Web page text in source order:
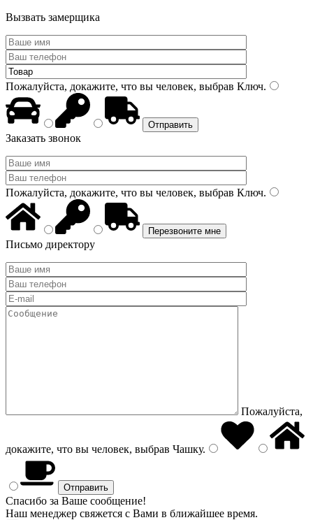
Вызвать замерщика
Пожалуйста, докажите, что вы человек, выбрав Ключ.
Заказать звонок
Пожалуйста, докажите, что вы человек, выбрав Ключ.
Письмо директору
Пожалуйста,
докажите, что вы человек, выбрав Чашку.
Спасибо за Ваше сообщение!
Наш менеджер свяжется с Вами в ближайшее время.